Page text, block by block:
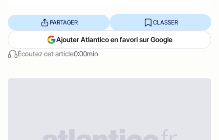
Écoutez cet article0:00min
PARTAGER CLASSER
Ajouter Atlantico en favori sur Google